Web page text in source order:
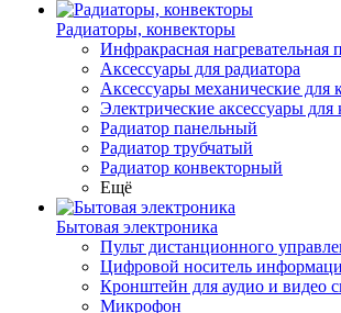
Радиаторы, конвекторы
Инфракрасная нагревательная
Аксессуары для радиатора
Аксессуары механические для
Электрические аксессуары для
Радиатор панельный
Радиатор трубчатый
Радиатор конвекторный
Ещё
Бытовая электроника
Пульт дистанционного
Цифровой носитель
Кронштейн для аудио и видео
Микрофон